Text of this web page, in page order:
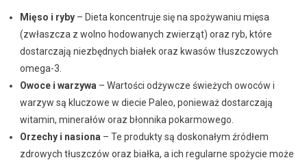
Mięso i ryby– Dieta koncentruje się na spożywaniu mięsa
(zwłaszcza z wolno hodowanych zwierząt) oraz ryb, które
dostarczają niezbędnych białek oraz kwasów tłuszczowych
omega-3.
Owoce i warzywa – Wartości odżywcze świeżych owoców i
warzyw są kluczowe w diecie Paleo, ponieważ dostarczają
witamin, minerałów oraz błonnika pokarmowego.
Orzechy i nasiona – Te produkty są doskonałym źródłem
zdrowych tłuszczów oraz białka, a ich regularne spożycie może